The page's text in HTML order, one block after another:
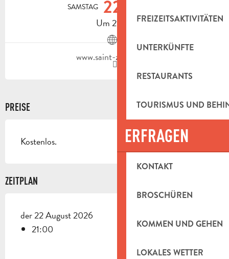
FREIZEITSAKTIVITÄTEN
UNTERKÜNFTE
RESTAURANTS
TOURISMUS UND
ERFRAGEN
KONTAKT
BROSCHÜREN
KOMMEN UND GEHEN
LOKALES WETTER
SAMSTAG 22.
Um 21:00
www.saint-zacharie.fr
PREISE
Kostenlos.
ZEITPLAN
der 22 August 2026
21:00